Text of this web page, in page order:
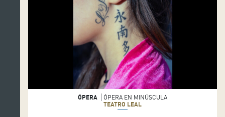
ÓPERA
ÓPERA EN MINÚSCULA
TEATRO LEAL